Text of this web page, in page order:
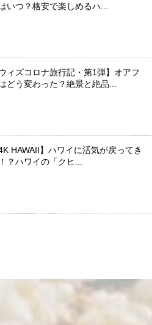
いつ？格安で楽しめるハ...
ウィズコロナ旅行記・第1弾】オアフ
どう変わった？絶景と絶品...
4K HAWAII】ハワイに活気が戻ってき
？ハワイの「クヒ...